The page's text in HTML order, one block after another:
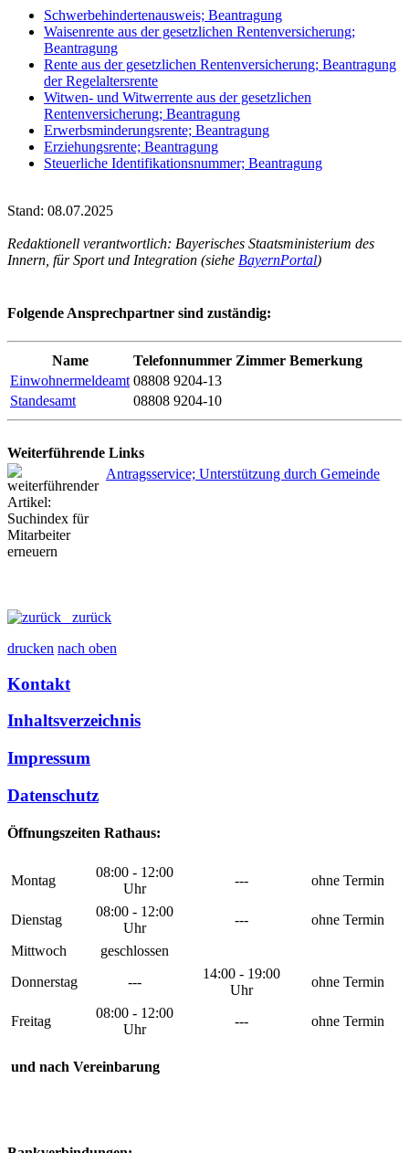
Schwerbehindertenausweis; Beantragung
Waisenrente aus der gesetzlichen Rentenversicherung;
Beantragung
Rente aus der gesetzlichen Rentenversicherung; Beantragung
der Regelaltersrente
Witwen- und Witwerrente aus der gesetzlichen
Rentenversicherung; Beantragung
Erwerbsminderungsrente; Beantragung
Erziehungsrente; Beantragung
Steuerliche Identifikationsnummer; Beantragung
Stand: 08.07.2025
Redaktionell verantwortlich: Bayerisches Staatsministerium des
Innern, für Sport und Integration (siehe BayernPortal)
Folgende Ansprechpartner sind zuständig:
Name Telefonnummer Zimmer Bemerkung
Einwohnermeldeamt 08808 9204-13
Standesamt
08808 9204-10
Weiterführende Links
Antragsservice; Unterstützung durch Gemeinde
zurück
drucken nach oben
Kontakt
Inhaltsverzeichnis
Impressum
Datenschutz
Öffnungszeiten Rathaus:
Montag
08:00 - 12:00
Uhr
--- ohne Termin
Dienstag
08:00 - 12:00
Uhr
---
ohne Termin
Mittwoch
geschlossen
Donnerstag
---
14:00 - 19:00
Uhr
ohne Termin
Freitag
08:00 - 12:00
Uhr
--- ohne Termin
und nach Vereinbarung